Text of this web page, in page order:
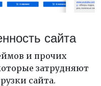
сайта
и прочих
затрудняют
сайта.